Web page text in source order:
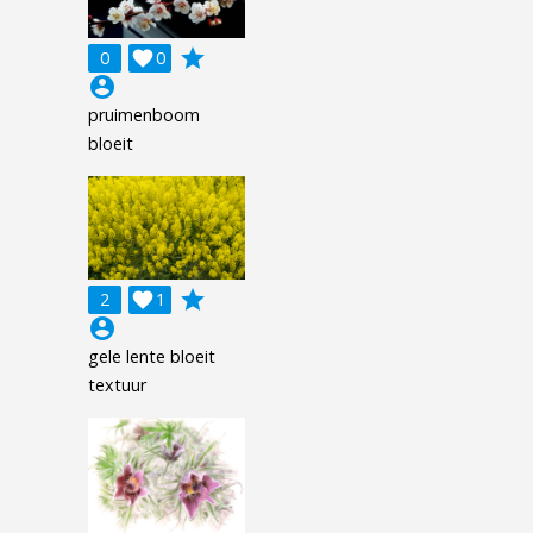
0 0

grade
account_circle
pruimenboom
bloeit
2 1

grade
account_circle
gele lente bloeit
textuur